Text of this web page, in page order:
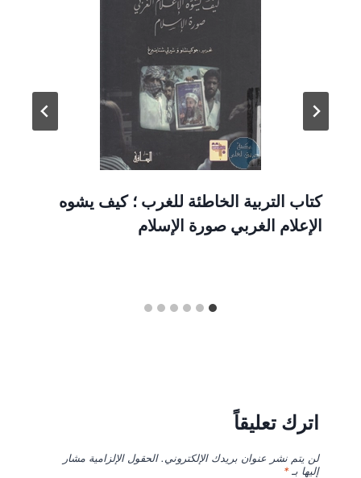
كتاب التربية الخاطئة للغرب ؛ كيف يشوه
الإعلام الغربي صورة الإسلام
اترك تعليقاً
لن يتم نشر عنوان بريدك الإلكتروني. الحقول الإلزامية مشار
إليها بـ*